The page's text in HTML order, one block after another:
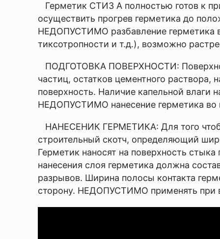
Герметик СТИЗ А полностью готов к
осуществить прогрев герметика до
НЕДОПУСТИМО разбавление герметика
тиксотропности и т.д.), возможно
ПОДГОТОВКА ПОВЕРХНОСТИ:
частиц, остатков цементного
поверхность. Наличие капельной влаги
НЕДОПУСТИМО нанесение герметика во
НАНЕСЕНИК ГЕРМЕТИКА: Для того
строительный скотч, определяющий
Герметик наносят на поверхность
нанесения слоя герметика должна
разрывов. Ширина полосы контакта
сторону. НЕДОПУСТИМО применять при
Оформили и отправили
товар очень оперативно
Сергей
Оставить
отзыв
оценка
—
Ваше
имя
—